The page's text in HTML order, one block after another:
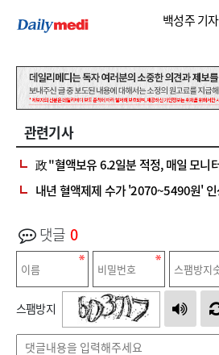
백성주 기
관련기사
政 "혈액보유 6.2일분 적정, 매일 모니
내년 혈액제제 수가 '2070~5490원'
댓글 0
스팸방지